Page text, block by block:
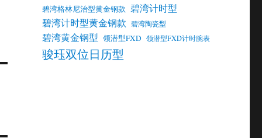
碧湾格林尼治型黄金钢款 碧湾计时型
碧湾计时型黄金钢款 碧湾陶瓷型
碧湾黄金钢型 领潜型FXD 领潜型FXD计时腕表
骏珏双位日历型